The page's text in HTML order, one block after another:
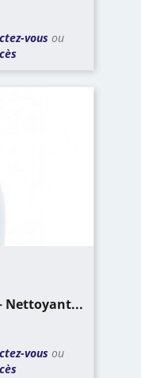
vous ou
Nettoyant...
vous ou